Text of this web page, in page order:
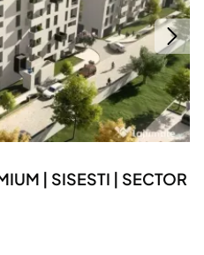
| SISESTI | SECTOR